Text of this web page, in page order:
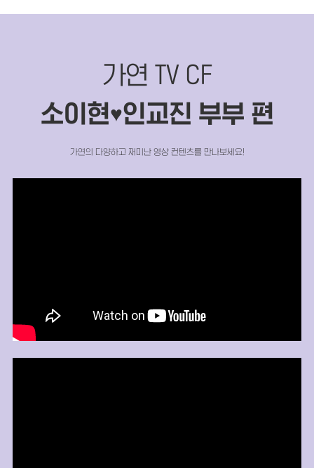
가연 TV CF
소이현♥인교진 부부 편
가연의 다양하고 재미난 영상 컨텐츠를 만나보세요!